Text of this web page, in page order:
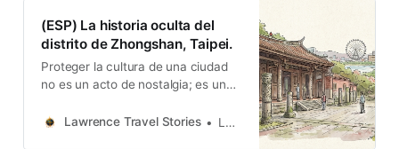
(ESP) La historia oculta del
distrito de Zhongshan, Taipei.
Proteger la cultura de una ciudad
no es un acto de nostalgia; es una
de Zhongshan revelan esta belleza.
Lawrence Travel Stories Lawrence